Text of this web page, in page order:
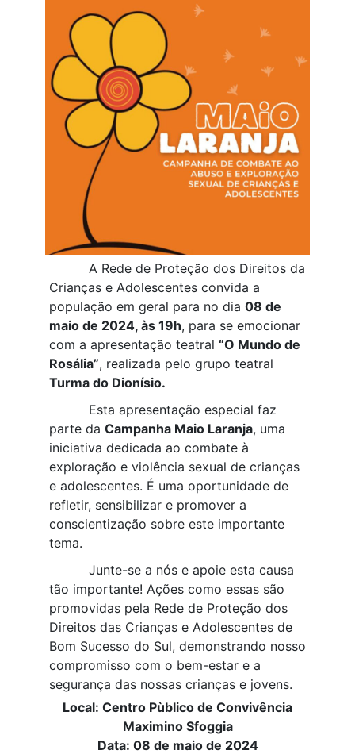
A Rede de Proteção dos Direitos da
Crianças e Adolescentes convida a
população em geral para no dia 08 de
maio de 2024, às 19h, para se emocionar
com a apresentação teatral “O Mundo de
Rosália”, realizada pelo grupo teatral
Turma do Dionísio.
Esta apresentação especial faz
parte da Campanha Maio Laranja, uma
iniciativa dedicada ao combate à
exploração e violência sexual de crianças
e adolescentes. É uma oportunidade de
refletir, sensibilizar e promover a
conscientização sobre este importante
tema.
Junte-se a nós e apoie esta causa
tão importante! Ações como essas são
promovidas pela Rede de Proteção dos
Direitos das Crianças e Adolescentes de
Bom Sucesso do Sul, demonstrando nosso
compromisso com o bem-estar e a
segurança das nossas crianças e jovens.
Local: Centro Pùblico de Convivência
Maximino Sfoggia
Data: 08 de maio de 2024